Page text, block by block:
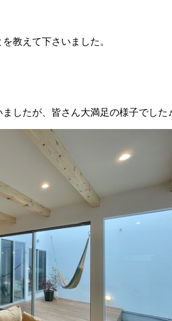
教えて下さいました。
ましたが、皆さん大満足の様子でし